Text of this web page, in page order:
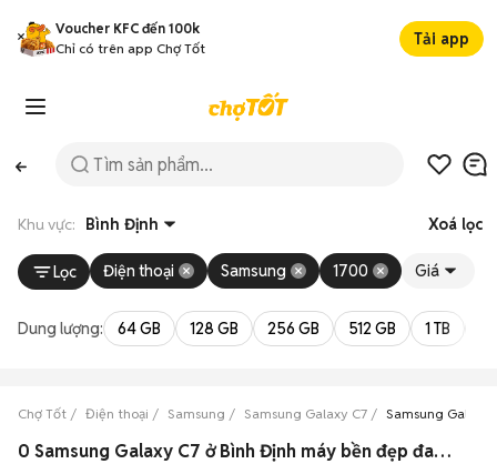
Voucher KFC đến 100k
Chỉ có trên app Chợ Tốt
Tải app
Khu vực: Bình Định Xoá lọc
Lọc Điện thoại Samsung 1700 Giá
Dung lượng: 64 GB 128 GB 256 GB 512 GB 1 TB
Chợ Tốt Điện thoại Samsung Samsung Galaxy C7 Samsung Galaxy
0 Samsung Galaxy C7 ở Bình Định máy bền đẹp đang bán 08/2026